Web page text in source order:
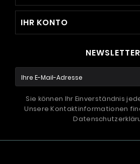
IHR KONTO
NEWSLETTER
Sie können Ihr Einverständnis
Unsere Kontaktinformationen